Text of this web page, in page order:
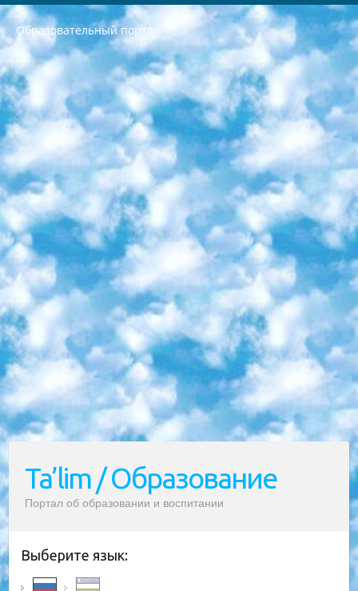
Образовательный портал
РЕСПУБЛИКА УЗБЕКИСТАН МИНИСТРЕРСТВО ДОШКОЛЬНОГО И ШКОЛЬНОГО ОБРАЗОВАНИЯ КОМАНДА в общеобразовательных учреждениях в 2023-2024 учебном году организация и проведение итоговой государственной аттестации обучающихся о Министра дошкольного и школьного образования Республики Узбекистан от 4 марта 2008 года (постановлением Минюста от 20 марта 2008 года № 1778 государственной регистрации) «Итоговое состояние учащихся общего среднего образования на основании положения об утверждении положения об аттестации общего среднего образования выпускной экзамен студентов в образовательных учреждениях в 2023-2024 учебном году В целях организации и прохождения аттестации приказываю: 1. Следующее: перечень предметов, по которым будет проводиться итоговая государственная аттестация и экзамен формы перевода согласно приложению 1; сертификаты международного образца, оценивающие уровень владения иностранными языками перечень согласно приложению 2; 2. Педагогический при специализированных образовательных учреждениях. научно-практический центр квалификации и международной оценки (Д.Давидова) 2024 г. До 25 марта: задания по предметам, по которым будет проводиться итоговая аттестация разработка и утверждение технических условий; итоговая аттестация на основании разработанного предметного задания разработка вопросов по предметам (устно и письменно), экзамен передача; общеобразовательные средние школы и специальные учебные заведения учащиеся выпускных классов школ и интернатов в агентской системе подготовка базы данных экзаменационных материалов и критериев оценки; перевод базы экзаменационных материалов на все языки обучения подать в Республиканский образовательный центр для изготовления; варианты экзаменов на основе разработанных контрольных материалов пусть будут поставлены задачи формирования. 3. Республиканский образовательный центр (Ш.Худайкулов) до 5 апреля 2024 года. до: база данных предоставленных экзаменационных материалов на все языки обучения перевод и экспертиза; для слепых, слабовидящих, глухих, слабослышащих и умственно отсталых детей учащиеся выпускных классов специализированных школ и школ-интернатов база данных экзаменационных материалов на всех преподаваемых языках подготовка критериев оценки; специализированные школы для умственно отсталых детей и технологии для учащихся выпускных классов школ-интернатов разработка соответствующих рекомендаций и критериев проведения ЕГЭ по естествознанию давать задания. 4. Педагогический при специализированных образовательных учреждениях. Научно-практический центр навыков и международной оценки (Д.Давидова), Республика образовательный центр (Худайкулов Ш.) итоговый государственный аттестационный экзамен ориентирован на творческое и логическое мышление при подготовке базы материалов учитывать введение заданий. 5. Следует отметить, что: сертификат государственного образца о знании общеобразовательного предмета и как минимум национальный уровень B1 по предметам на иностранных языках, указанным в Приложении 2. или международно признанный сертификат эквивалентного уровня студенты, изучающие определенный предмет, освобождаются от экзамена; по соответствующим предметам запланирована итоговая государственная аттестация за день до дня, путем жеребьевки Рабочей группой (в письменной форме по предметам, проводимым в форме) из числа сформированных вариантов выбрано 2 варианта; 2 выбранных варианта экзамена анонсированы на официальном сайте министерства и все выпускники по всей стране на основе этих вариантов проводит итоговую государственную аттестацию. 6. Государственное образование учащихся средних общеобразовательных учреждений. знания в соответствии с квалификационными требованиями, которые необходимо приобрести на основании стандартов итоговый (выпускной) контроль для 9 и 11 классов в целях тестирования Экзамены (далее – экзамены) состоят из предметов, перечисленных в приложении 1. будет сделано. 7. Экзамены пройдут с 26 мая по 15 июня 2024 г. (кроме науки физического воспитания). 8. Физическая для учащихся 9 классов общесредних образовательных учреждений. Экзамены по предмету «Образование, квалификация медицина» 1-6 мая 2024 года. сотрудники перевести под присмотр (с отклонениями в физическом или умственном развитии) специализированная школа для детей, школы-интернаты и со сколиозом школы-интернаты санаторного типа для больных детей исключены). 9. Он был слепым, слабовидящим и имел нарушения опорно-двигательного аппарата. экзамены в специализированных школах и интернатах для детей должны проводиться исходя из требований, предъявляемых к общеобразовательным учреждениям (физкультура кроме науки). 10. Специализированная школа для глухих и слабослышащих детей. и экзамены в интернатах и быть реализован в виде письменного теста по математике. 11. Специальность для умственно отсталых детей. Для 9 класса Родной язык и литературное письмо Государственный язык (язык обучения – узбекский). для неклассов) написано Математическое письмо Письменная/устная история Узбекистана Физическое воспитание практично Итоговый контроль Для 11 класса Написание родного языка и литературы (эссе) Математическое письмо Узбекский язык (обучение на узбекском языке) не посещающее общее среднее образование для учреждений)/Образовательное учреждение выбор письменный и устный Иностранный язык письменный/устный Письменная/устная история Узбекистана *По выбору студента:  Химия  Физика  Основы государственного права  География 10 бесплатных образовательных ресурсов - Мы составили подборку онлайн-проектов с интерактивными упражнениями, видеолекциями и статьями. Они помогут вам обрести новые и освежить старые знания бесплатно. 1. «ИНТУИТ» Старейшая образовательная площадка Рунета. Здесь вы найдёте сотни текстовых и видеокурсов на десятки различных тем — от программирования до психологии. Многие курсы подготовлены российскими университетами и крупными международными компаниями вроде Intel и Microsoft. Самостоятельное обучение бесплатное, но желающие могут оплатить услуги персональных наставников. 2. «Смартия» знакомит с актуальными профессиями и подсказывает, как им обучаться. Выбрав заинтересовавшую вас специальность — SMM-специалист, фотограф, веб-дизайнер или другую, — увидите список необходимых для неё умений. Чтобы вы могли освоить их самостоятельно, для каждого умения площадка отображает подборку ссылок на учебные материалы. Хотя «Смартия» ориентируется на русскоязычную аудиторию, часть контента всё же доступна только на английском. 3. «Лекторий Физтеха» Проект Московского физико-технического института (Физтеха). С его помощью вы можете смотреть онлайн серии лекций, записанные на видео в этом вузе. В числе доступных предметов — физика, биология, химия, информационные технологии и другие. К некоторым лекциям администрация ресурса прилагает готовые конспекты, которые можно скачивать в PDF-формате. 4. ITMOcourses Онлайн-площадка Санкт-Петербургского национального исследовательского университета информационных технологий, механики и оптики (ИТМО). Ресурс предоставляет свободный доступ к курсам, разработанным в этом вузе. Каталог материалов разбит на четыре категории: «Оптические системы и технологии», «Приборостроение и робототехника», «Информационные технологии» и «Биотехнологии». Курсы состоят из видеолекций, интерактивных демонстраций и заданий. 5. «КиберЛенинка» Электронная научная библиотека открытого доступа. Каталог площадки регулярно обрастает текстами статей из различных научных изданий. Сгруппированные по журналам и рубрикам публикации можно читать онлайн или скачивать целиком в PDF-формате. Проект нацелен на популяризацию науки за счёт открытого доступа к качественной информации. 6. «ПостНаука» На этом ресурсе публикуют подборки видеолекций, составленные экспертами из разных отраслей и объединённые общими темами. Среди них, к примеру, есть серии «Биоинформатика и геномика», «Культура средневековой Скандинавии» и Cinema Studies о теории кино. Каждая подборка лекций — логически связанная история, рассказанная экспертом от первого лица. Кроме того, на сайте появляются научно-образовательные статьи и тесты на разные темы. 7. «Newочём» Команда проекта «Newочём» отбирает самые интересные тексты из англоязычных СМИ и переводит те из них, за которые голосуют участники сообщества «ВКонтакте». По большей части это научно-популярные статьи. Редакторы придумывают лишь заголовки, в остальном содержание переводов соответствует оригиналам. Полные тексты можно читать прямо в социальной сети. 8. InternetUrok Онлайн-база материалов по основным дисциплинам школьной программы. Информация на сайте структурирована по классам, предметам и темам (урокам). Каждый урок состоит из видеолекций и конспектов. Есть также интерактивные тренажёры и тесты для закрепления пройденного материала. Даже если вы давно окончили школу, возможность повторить программу старших классов всегда может пригодиться. 9. Edutainme Ещё один ресурс об образовании. В отличие от Newtonew, как мне кажется, Edutainme больше ориентируется на представителей индустрии: педагогов, предпринимателей, разработчиков образовательных проектов. Но и любой, кто просто стремится к саморазвитию, найдёт на сайте много полезного и интересного для себя. Например, информацию о новых курсах и образовательных сервисах. 10. Newtonew Онлайн-медиа об образовании и обучении в широком смысле. Авторы Newtonew пишут об инструментах, заведениях, тактиках и стратегиях, которые помогают учить других и получать новые знания самостоятельно. На этой площадке вы найдёте новости, обзоры, аналитические мат
Ta’lim / Образование
Портал об образовании и воспитании
Выберите язык: